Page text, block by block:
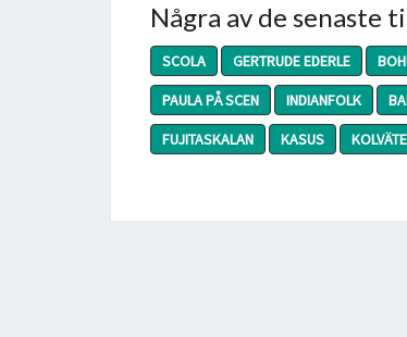
Några av de senaste
SCOLA GERTRUDE EDERLE
PAULA PÅ SCEN
INDIANFOLK
FUJITASKALAN
KASUS KOLVÄTE